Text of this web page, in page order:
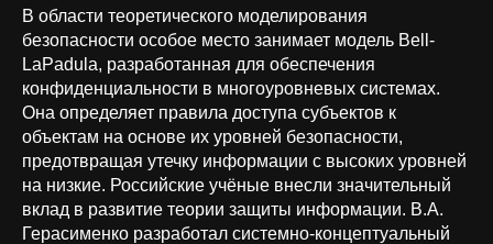
В области теоретического моделирования
безопасности особое место занимает модель Bell-
LaPadula, разработанная для обеспечения
конфиденциальности в многоуровневых системах.
Она определяет правила доступа субъектов к
объектам на основе их уровней безопасности,
предотвращая утечку информации с высоких уровней
на низкие. Российские учёные внесли значительный
вклад в развитие теории защиты информации. В.А.
Герасименко разработал системно-концептуальный